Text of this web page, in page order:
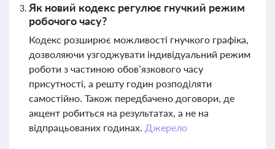
Як новий кодекс регулює гнучкий режим
робочого часу?
Кодекс розширює можливості гнучкого графіка,
дозволяючи узгоджувати індивідуальний режим
роботи з частиною обов’язкового часу
присутності, а решту годин розподіляти
самостійно. Також передбачено договори, де
акцент робиться на результатах, а не на
відпрацьованих годинах. Джерело